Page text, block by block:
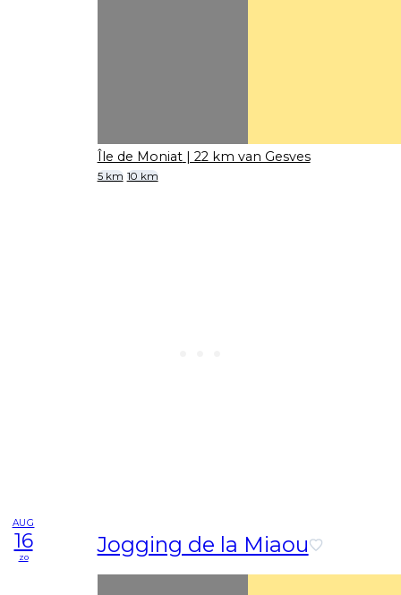
Île de Moniat | 22 km van Gesves
5 km 10 km
AUG
16
zo Jogging de la Miaou